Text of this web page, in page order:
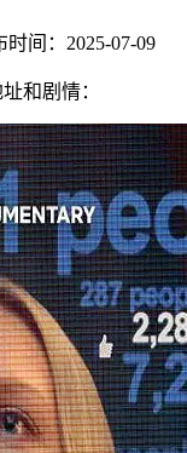
时间：2025-07-09
和剧情：